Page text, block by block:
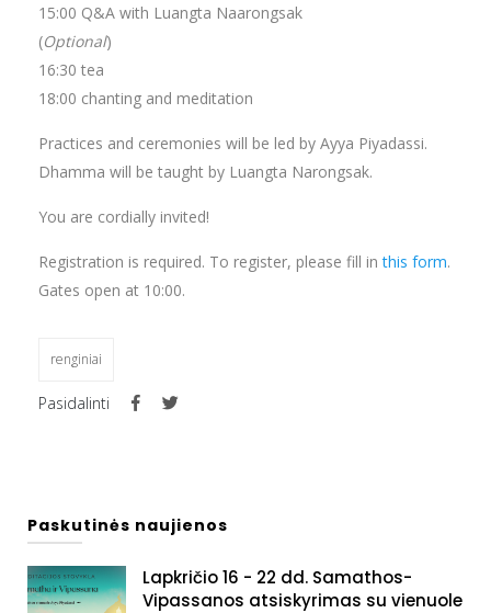
15:00 Q&A with Luangta Naarongsak
(Optional)
16:30 tea
18:00 chanting and meditation
Practices and ceremonies will be led by Ayya Piyadassi.
Dhamma will be taught by Luangta Narongsak.
You are cordially invited!
Registration is required. To register, please fill inthis form.
Gates open at 10:00.
renginiai
Pasidalinti
Paskutinės naujienos
Lapkričio 16 - 22 dd. Samathos-
Vipassanos atsiskyrimas su vienuole